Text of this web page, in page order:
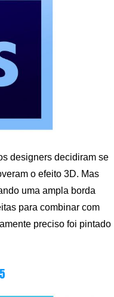
designers decidiram se
o efeito 3D. Mas
uma ampla borda
para combinar com
preciso foi pintado